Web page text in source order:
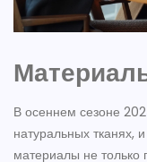
В осеннем сезоне
натуральных тканях,
материалы не